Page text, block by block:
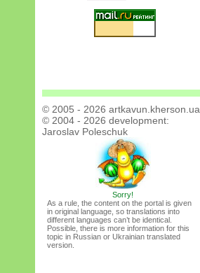
© 2005 - 2026 artkavun.kherson.ua
© 2004 - 2026 development:
Jaroslav Poleschuk
Sorry!
As a rule, the content on the portal is given
in original language, so translations into
different languages can’t be identical.
Possible, there is more information for this
topic in Russian or Ukrainian translated
version.